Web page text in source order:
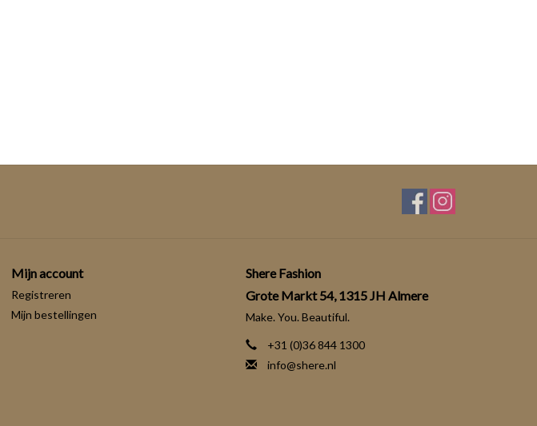
Mijn account
Registreren
Mijn bestellingen
Shere Fashion
Grote Markt 54, 1315 JH Almere
Make. You. Beautiful.
+31 (0)36 844 1300
info@shere.nl